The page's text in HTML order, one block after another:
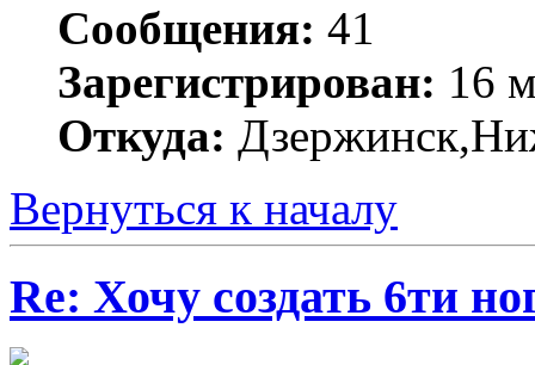
Сообщения: 41
Зарегистрирован: 16
Откуда:
Вернуться к началу
Re: Хочу создать 6ти